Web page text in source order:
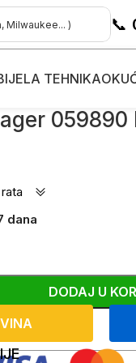
📞
TEHNIKA
059890
dana
DODAJ U